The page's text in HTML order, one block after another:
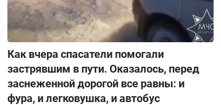
Как вчера спасатели помогали
застрявшим в пути. Оказалось, перед
заснеженной дорогой все равны: и
фура, и легковушка, и автобус